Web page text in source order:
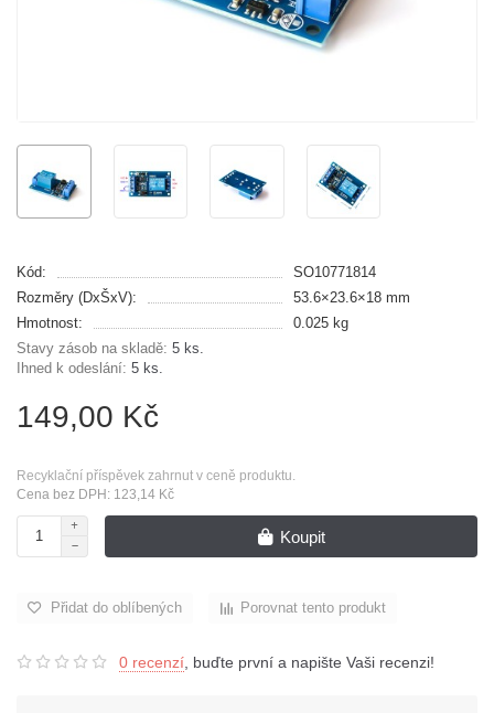
Kód:
SO10771814
Rozměry (DxŠxV):
53.6×23.6×18 mm
Hmotnost:
0.025 kg
Stavy zásob na skladě: 5 ks.
Ihned k odeslání: 5 ks.
149,00 Kč
Recyklační příspěvek zahrnut v ceně produktu.
Cena bez DPH: 123,14 Kč
Koupit
Přidat do oblíbených Porovnat tento produkt
0 recenzí, buďte první a napište Vaši recenzi!